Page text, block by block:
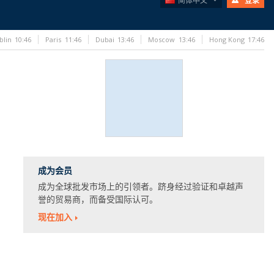
成为会员
成为全球批发市场上的引领者。跻身经过验证和卓越声
誉的贸易商，而备受国际认可。
现在加入
10:46 Paris 11:46 Dubai 13:46 Moscow 13:46 Hong Kong 17:46